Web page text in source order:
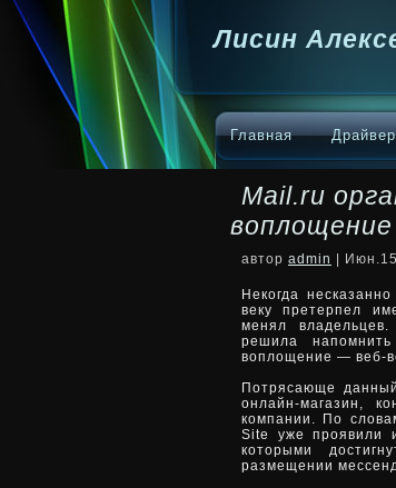
Лисин
Главная
Mail.ru
воплощение
автор admin |
Некогда
веку претерпел
менял
решила
воплощение — веб-
Потрясающе
онлайн-магазин,
компании. По
Site уже проявили
которыми
размещении